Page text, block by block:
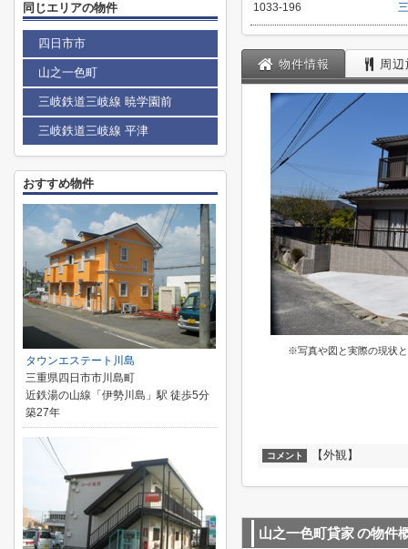
1033-196
物件情報 周
※写真や図と実際の現状
コメント 【外観】
山之一色町貸家の物件
同じエリアの物件
四日市市
山之一色町
三岐鉄道三岐線 暁学園前
三岐鉄道三岐線 平津
おすすめ物件
タウンエステート川島
三重県四日市市川島町
近鉄湯の山線「伊勢川島」駅 徒歩5分
築27年